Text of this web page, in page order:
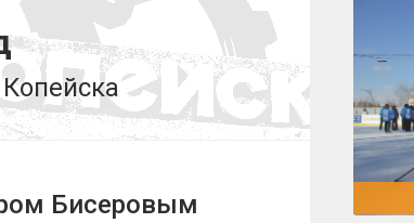
Бисеровым